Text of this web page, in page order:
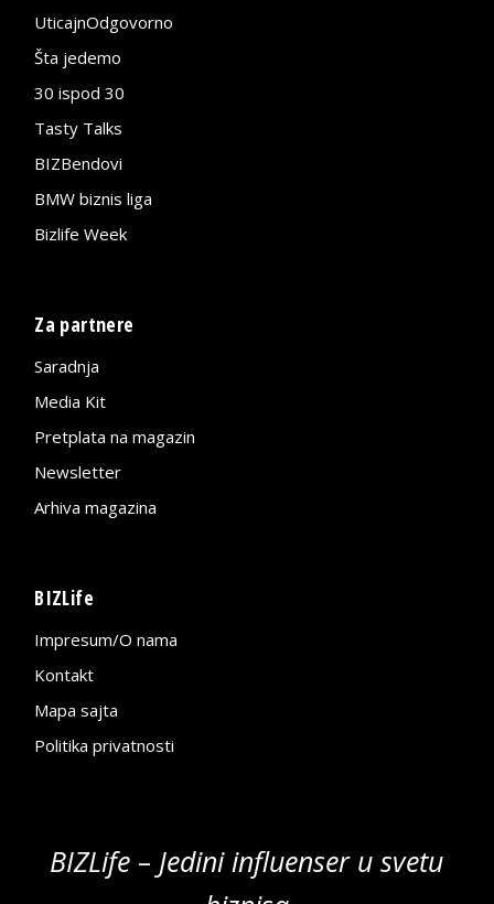
UticajnOdgovorno
Šta jedemo
30 ispod 30
Tasty Talks
BIZBendovi
BMW biznis liga
Bizlife Week
Za partnere
Saradnja
Media Kit
Pretplata na magazin
Newsletter
Arhiva magazina
BIZLife
Impresum/O nama
Kontakt
Mapa sajta
Politika privatnosti
BIZLife – Jedini influenser u svetu